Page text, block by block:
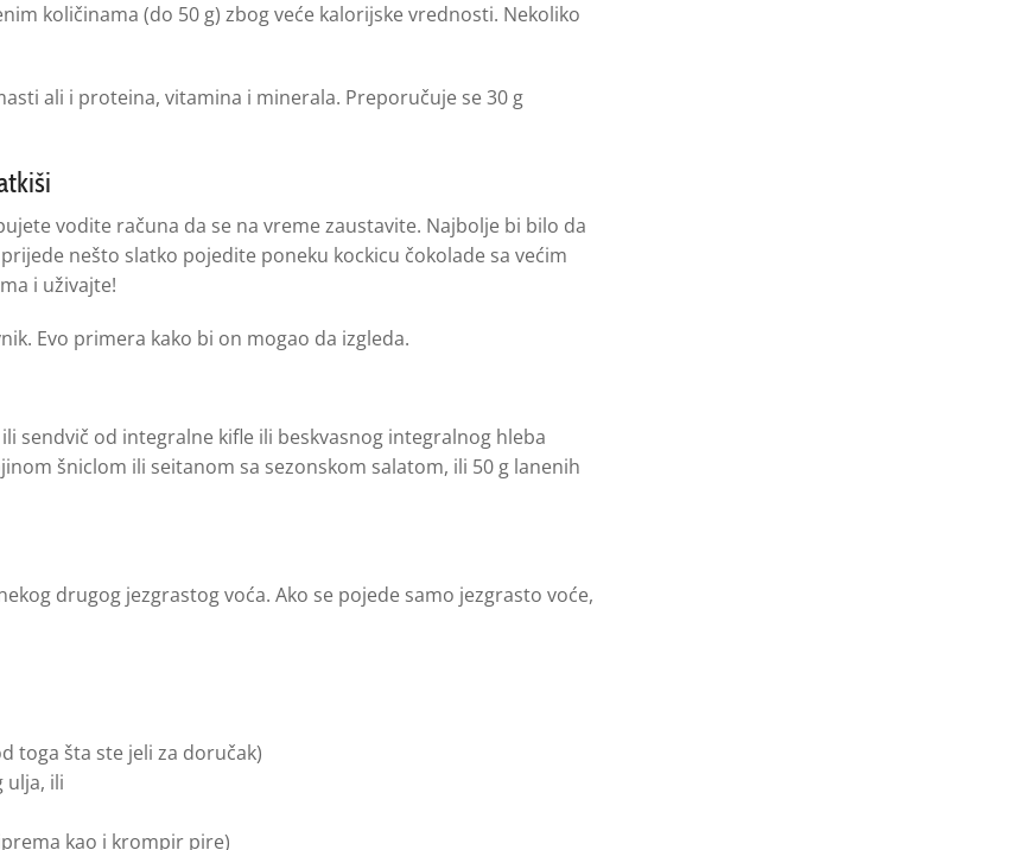
količinama (do 50 g) zbog veće kalorijske vrednosti. Nekoliko
ali i proteina, vitamina i minerala. Preporučuje se 30 g
vodite računa da se na vreme zaustavite. Najbolje bi bilo da
nešto slatko pojedite poneku kockicu čokolade sa većim
i uživajte!
Evo primera kako bi on mogao da izgleda.
sendvič od integralne kifle ili beskvasnog integralnog hleba
šniclom ili seitanom sa sezonskom salatom, ili 50 g lanenih
drugog jezgrastog voća. Ako se pojede samo jezgrasto voće,
toga šta ste jeli za doručak)
ulja, ili
kao i krompir pire)